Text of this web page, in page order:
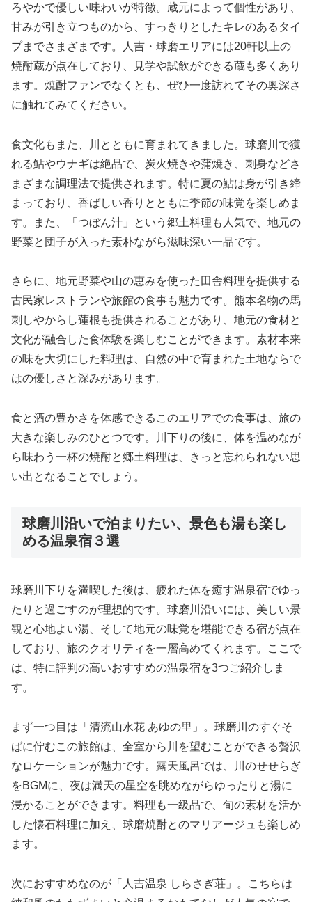
ろやかで優しい味わいが特徴。蔵元によって個性があり、
甘みが引き立つものから、すっきりとしたキレのあるタイ
プまでさまざまです。人吉・球磨エリアには20軒以上の
焼酎蔵が点在しており、見学や試飲ができる蔵も多くあり
ます。焼酎ファンでなくとも、ぜひ一度訪れてその奥深さ
に触れてみてください。
食文化もまた、川とともに育まれてきました。球磨川で獲
れる鮎やウナギは絶品で、炭火焼きや蒲焼き、刺身などさ
まざまな調理法で提供されます。特に夏の鮎は身が引き締
まっており、香ばしい香りとともに季節の味覚を楽しめま
す。また、「つぼん汁」という郷土料理も人気で、地元の
野菜と団子が入った素朴ながら滋味深い一品です。
さらに、地元野菜や山の恵みを使った田舎料理を提供する
古民家レストランや旅館の食事も魅力です。熊本名物の馬
刺しやからし蓮根も提供されることがあり、地元の食材と
文化が融合した食体験を楽しむことができます。素材本来
の味を大切にした料理は、自然の中で育まれた土地ならで
はの優しさと深みがあります。
食と酒の豊かさを体感できるこのエリアでの食事は、旅の
大きな楽しみのひとつです。川下りの後に、体を温めなが
ら味わう一杯の焼酎と郷土料理は、きっと忘れられない思
い出となることでしょう。
球磨川沿いで泊まりたい、景色も湯も楽し
める温泉宿３選
球磨川下りを満喫した後は、疲れた体を癒す温泉宿でゆっ
たりと過ごすのが理想的です。球磨川沿いには、美しい景
観と心地よい湯、そして地元の味覚を堪能できる宿が点在
しており、旅のクオリティを一層高めてくれます。ここで
は、特に評判の高いおすすめの温泉宿を3つご紹介しま
す。
まず一つ目は「清流山水花 あゆの里」。球磨川のすぐそ
ばに佇むこの旅館は、全室から川を望むことができる贅沢
なロケーションが魅力です。露天風呂では、川のせせらぎ
をBGMに、夜は満天の星空を眺めながらゆったりと湯に
浸かることができます。料理も一級品で、旬の素材を活か
した懐石料理に加え、球磨焼酎とのマリアージュも楽しめ
ます。
次におすすめなのが「人吉温泉 しらさぎ荘」。こちらは